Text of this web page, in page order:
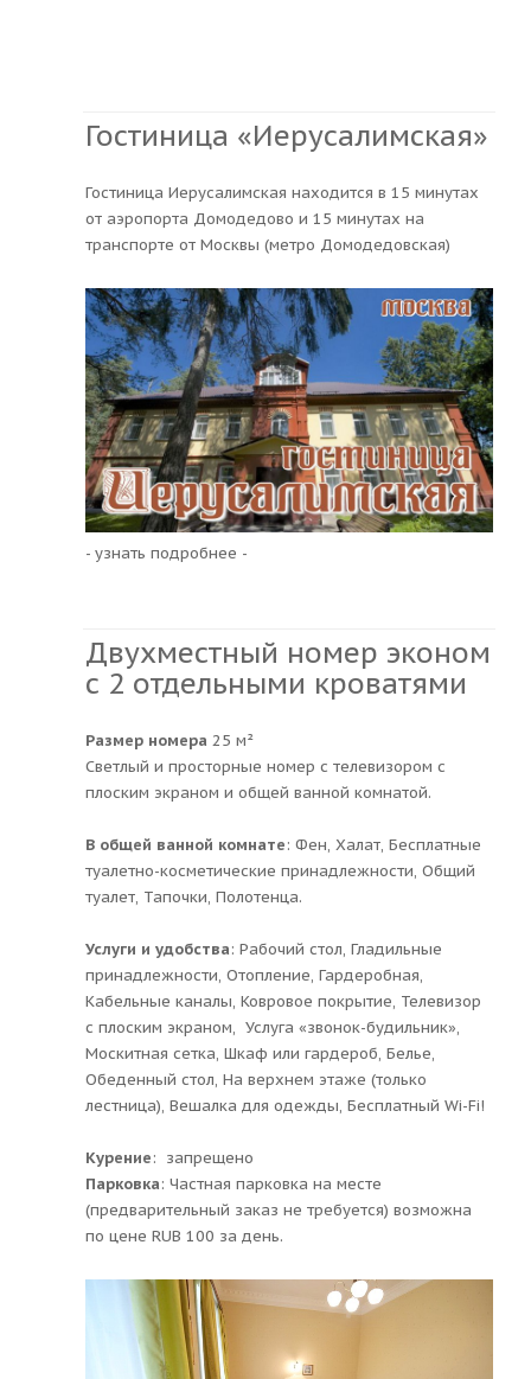
Гостиница «Иерусалимская»
Гостиница Иерусалимская находится в 15 минутах
от аэропорта Домодедово и 15 минутах на
транспорте от Москвы (метро Домодедовская)
- узнать подробнее -
Двухместный номер эконом
с 2 отдельными кроватями
Размер номера 25 м²
Светлый и просторные номер с телевизором с
плоским экраном и общей ванной комнатой.
В общей ванной комнате: Фен, Халат, Бесплатные
туалетно-косметические принадлежности, Общий
туалет, Тапочки, Полотенца.
Услуги и удобства: ​Рабочий стол, Гладильные
принадлежности, Отопление, Гардеробная,
Кабельные каналы, Ковровое покрытие, Телевизор
с плоским экраном, Услуга «звонок-будильник»,
Москитная сетка, Шкаф или гардероб, Белье,
Обеденный стол, На верхнем этаже (только
лестница), Вешалка для одежды, Бесплатный Wi-Fi!
Курение: ​ запрещено
Парковка: ​Частная парковка на месте
(предварительный заказ не требуется) возможна
по цене RUB 100 за день.